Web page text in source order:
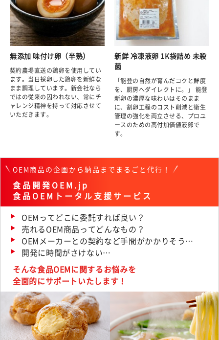
無添加 味付け卵（半熟）
契約農場直送の鶏卵を使用してい
ます。当日採卵した鶏卵を新鮮な
まま調理しています。新会社なら
ではの従来の囚われない、常にチ
ャレンジ精神を持って対応させて
いただきます。
新鮮 冷凍液卵 1K袋詰め 未殺
菌
「能登の自然が育んだコクと鮮度
を、厨房へダイレクトに。」 能登
新卵の濃厚な味わいはそのまま
に、割卵工程のコスト削減と衛生
管理の強化を両立させる、プロユ
ースのための高付加価値液卵で
す。
OEM商品の企画から納品までまるごと代行！
食品開発OEM.jp
食品OEMトータル支援サービス
OEMってどこに委託すれば良い？
売れるOEM商品ってどんなもの？
OEMメーカーとの契約など手間がかかりそう…
開発に時間がさけない…
そんな食品OEMに関するお悩みを
全面的にサポートいたします！